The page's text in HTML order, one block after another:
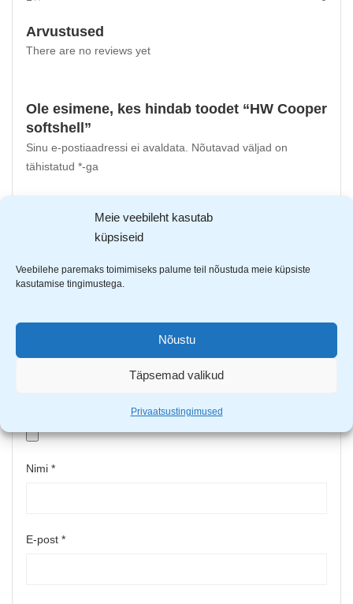
Meie veebileht kasutab
küpsiseid
Veebilehe paremaks toimimiseks palume teil nõustuda meie küpsiste
kasutamise tingimustega.
Nõustu
Täpsemad valikud
Privaatsustingimused
Arvustused
There are no reviews yet
Ole esimene, kes hindab toodet “HW Cooper
softshell”
Sinu e-postiaadressi ei avaldata.
Nõutavad väljad on
tähistatud *-ga
Sinu arvustus*
Nimi *
E-post *